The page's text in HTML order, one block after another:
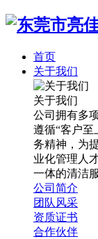
首页
关于我们
关于我们
公司拥有多
遵循“客户至
务精神，为
业化管理人
一体的清洁
公司简介
团队风采
资质证书
合作伙伴